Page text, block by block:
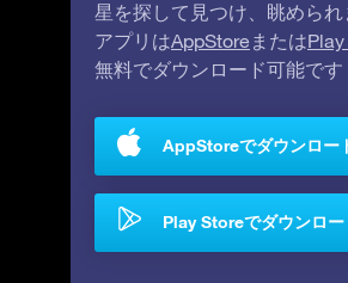
星を探して見つけ、眺めら
アプリはAppStore または
無料でダウンロード可能です
AppStoreでダウンロー
Play Storeでダウンロー